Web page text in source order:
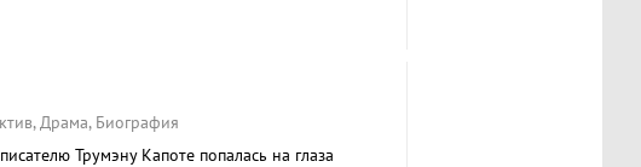
Драма, Биография
Трумэну Капоте попалась на глаза